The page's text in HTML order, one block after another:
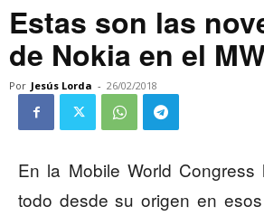
Estas son las
de Nokia en el
Por Jesús Lorda - 26/02/2018
En la Mobile World
todo desde su origen en